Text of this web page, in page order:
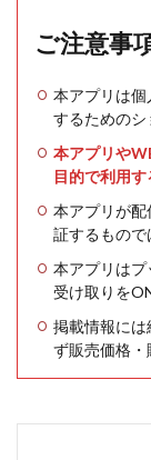
ご注意事
本アプリは
するためのシ
本アプリや
目的で利用す
本アプリが
証するもので
本アプリは
受け取りを
掲載情報に
ず販売価格・